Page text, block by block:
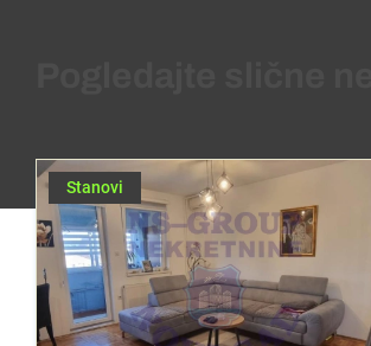
Stanovi